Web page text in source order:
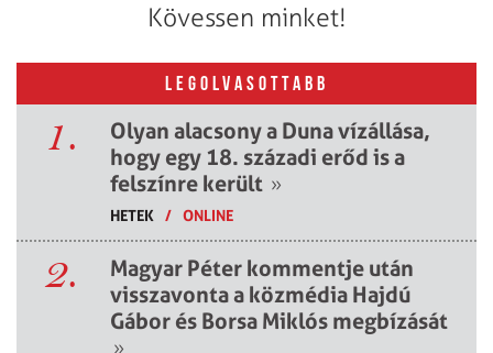
Kövessen minket!
LEGOLVASOTTABB
1.
Olyan alacsony a Duna vízállása,
hogy egy 18. századi erőd is a
felszínre került »
HETEK / ONLINE
2.
Magyar Péter kommentje után
visszavonta a közmédia Hajdú
Gábor és Borsa Miklós megbízását
»